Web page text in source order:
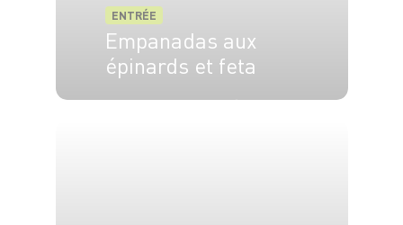
ENTRÉE
Empanadas aux
épinards et feta